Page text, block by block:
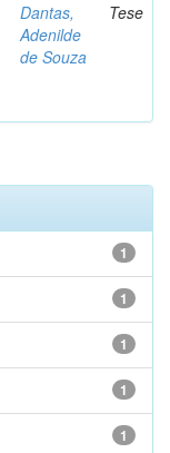
Dantas,
Adenilde
de Souza
Tese
1
1
1
1
1